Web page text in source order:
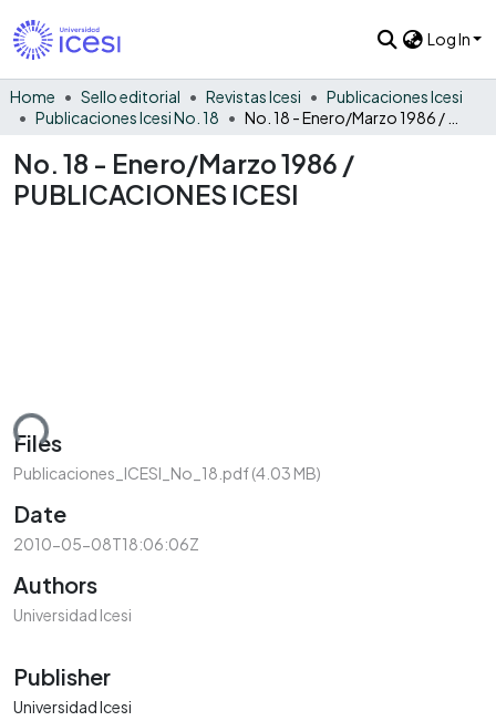
Log In
Home Sello editorial Revistas Icesi
Publicaciones Icesi
Publicaciones Icesi No. 18
No. 18 - Enero/Marzo 1986 /
PUBLICACIONES ICESI
Files
Publicaciones_ICESI_No_18.pdf(4.03 MB)
Date
2010-05-08T18:06:06Z
Authors
Universidad Icesi
Publisher
Universidad Icesi